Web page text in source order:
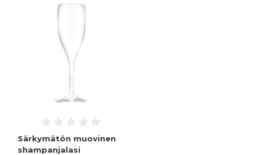
Särkymätön muovinen
shampanjalasi